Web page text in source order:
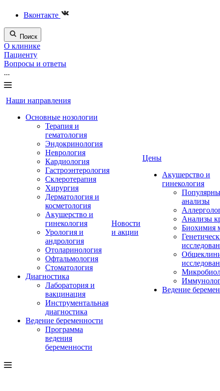
Вконтакте
Поиск
О клинике
Пациенту
Вопросы и ответы
...
Наши направления
Основные нозологии
Терапия и
гематология
Эндокринология
Неврология
Кардиология
Гастроэнтерология
Склеротерапия
Хирургия
Дерматология и
косметология
Акушерство и
гинекология
Урология и
андрология
Отоларинология
Офтальмология
Стоматология
Диагностика
Лаборатория и
вакцинация
Инструментальная
диагностика
Ведение беременности
Программа
ведения
беременности
Новости
и акции
Цены
Акушерство и
гинекология
анализы
Анализы
Биохимия
Ведение